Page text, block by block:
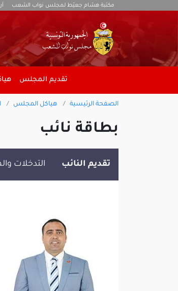
مكتبة هشام جعيّط لمجلس نواب الشعب
تقديم المجلس
الصفحة الرئيسية هياكل المجلس
بطاقة نائب
تقديم النائب التدخلات